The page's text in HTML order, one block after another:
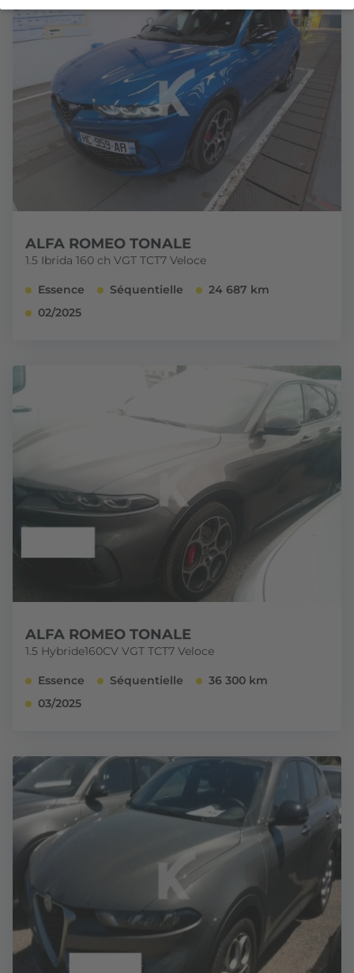
ALFA ROMEO TONALE
1.5 Ibrida 160 ch VGT TCT7 Veloce
Essence Séquentielle
24 687 km
02/2025
ALFA ROMEO TONALE
1.5 Hybride160CV VGT TCT7 Veloce
Essence Séquentielle
36 300 km
03/2025